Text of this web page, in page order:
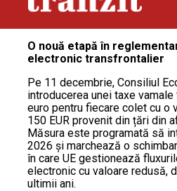
O nouă etapă în
electronic transfrontalier
Pe 11 decembrie, Consiliul
introducerea unei taxe
euro pentru fiecare colet cu o
150 EUR provenit din țări din
Măsura este programată să
2026 și marchează o
în care UE gestionează
electronic cu valoare redusă,
ultimii ani.